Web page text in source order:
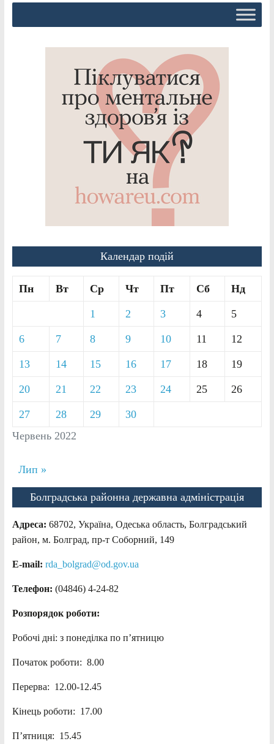
Календар подій
Червень 2022
Пн Вт Ср Чт Пт Сб Нд
1 2 3 4 5
6 7 8 9 10 11 12
13 14 15 16 17 18 19
20 21 22 23 24 25 26
27 28 29 30
Лип »
Болградська районна державна адміністрація
Адреса: 68702, Україна, Одеська область, Болградський
район, м. Болград, пр-т Соборний, 149
E-mail: rda_bolgrad@od.gov.ua
Телефон: (04846) 4-24-82
Розпорядок роботи:
Робочі дні: з понеділка по п’ятницю
Початок роботи: 8.00
Перерва: 12.00-12.45
Кінець роботи: 17.00
П’ятниця: 15.45